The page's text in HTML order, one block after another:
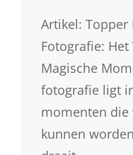
Artikel: Topper
Fotografie: Het
Magische
fotografie ligt
momenten die
kunnen